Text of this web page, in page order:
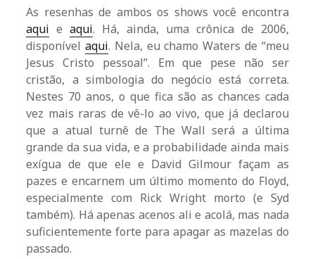
As resenhas de ambos os shows você encontra
aqui eaqui. Há, ainda, uma crônica de 2006,
disponívelaqui. Nela, eu chamo Waters de “meu
Jesus Cristo pessoal”. Em que pese não ser
cristão, a simbologia do negócio está correta.
Nestes 70 anos, o que fica são as chances cada
vez mais raras de vê-lo ao vivo, que já declarou
que a atual turnê de The Wall será a última
grande da sua vida, e a probabilidade ainda mais
exígua de que ele e David Gilmour façam as
pazes e encarnem um último momento do Floyd,
especialmente com Rick Wright morto (e Syd
também). Há apenas acenos ali e acolá, mas nada
suficientemente forte para apagar as mazelas do
passado.